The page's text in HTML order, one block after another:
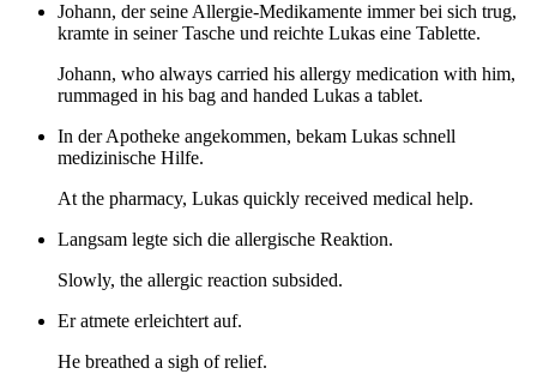
Johann, der seine Allergie-Medikamente immer bei sich trug,
kramte in seiner Tasche und reichte Lukas eine Tablette.
Johann, who always carried his allergy medication with him,
rummaged in his bag and handed Lukas a tablet.
In der Apotheke angekommen, bekam Lukas schnell
medizinische Hilfe.
At the pharmacy, Lukas quickly received medical help.
Langsam legte sich die allergische Reaktion.
Slowly, the allergic reaction subsided.
Er atmete erleichtert auf.
He breathed a sigh of relief.